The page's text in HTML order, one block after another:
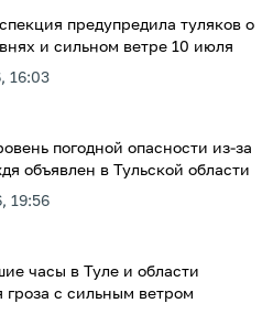
предупредила туляков о
и сильном ветре 10 июля
16:03
погодной опасности из-за
объявлен в Тульской области
19:56
часы в Туле и области
гроза с сильным ветром